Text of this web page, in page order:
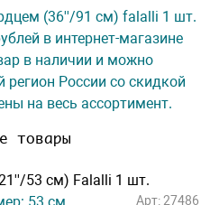
(36''/91 см) falalli 1 шт.
в интернет-магазине
в наличии и можно
России со скидкой
на весь ассортимент.
товары
53 см) Falalli 1 шт.
Арт: 27486